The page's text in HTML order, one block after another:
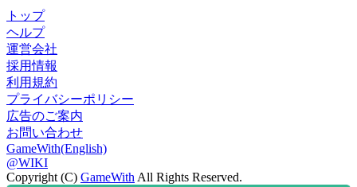
トップ
ヘルプ
運営会社
採用情報
利用規約
プライバシーポリシー
広告のご案内
お問い合わせ
GameWith(English)
@WIKI
Copyright (C) GameWith All Rights Reserved.